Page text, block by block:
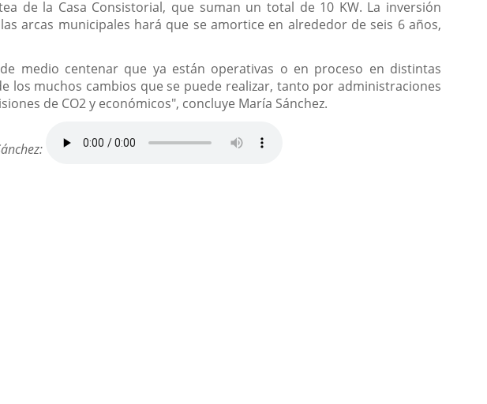
de la Casa Consistorial, que suman un total de 10 KW. La inversión
arcas municipales hará que se amortice en alrededor de seis 6 años,
medio centenar que ya están operativas o en proceso en distintas
los muchos cambios que se puede realizar, tanto por administraciones
de CO2 y económicos", concluye María Sánchez.